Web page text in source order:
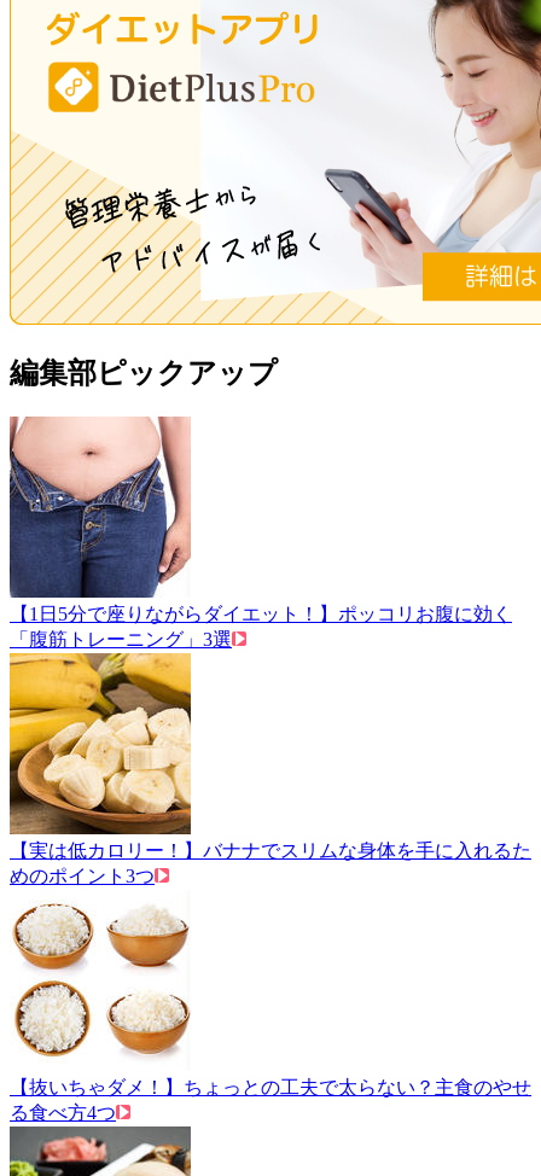
編集部ピックアップ
【1日5分で座りながらダイエット！】ポッコリお腹に効く
「腹筋トレーニング」3選
【実は低カロリー！】バナナでスリムな身体を手に入れるた
めのポイント3つ
【抜いちゃダメ！】ちょっとの工夫で太らない？主食のやせ
る食べ方4つ